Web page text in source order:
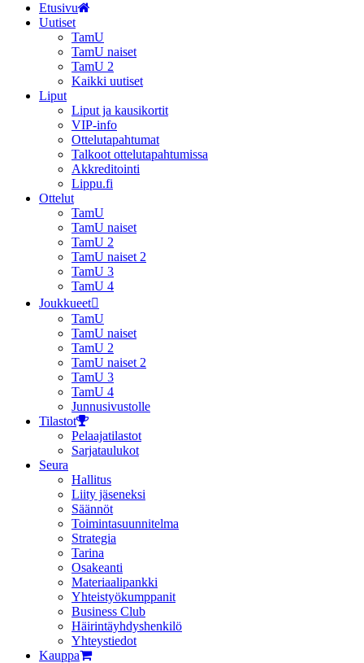
Etusivu
Uutiset
TamU
TamU naiset
TamU 2
Kaikki uutiset
Liput
Liput ja kausikortit
VIP-info
Ottelutapahtumat
Talkoot ottelutapahtumissa
Akkreditointi
Lippu.fi
Ottelut
TamU
TamU naiset
TamU 2
TamU naiset 2
TamU 3
TamU 4
Joukkueet
TamU
TamU naiset
TamU 2
TamU naiset 2
TamU 3
TamU 4
Junnusivustolle
Tilastot
Pelaajatilastot
Sarjataulukot
Seura
Hallitus
Liity jäseneksi
Säännöt
Toimintasuunnitelma
Strategia
Tarina
Osakeanti
Materiaalipankki
Yhteistyö­kumppanit
Business Club
Häirintä­yhdyshenkilö
Yhteystiedot
Kauppa